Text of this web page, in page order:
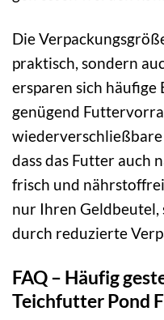
Die
praktisch, sondern
ersparen sich häufige
genügend
dass das Futter auch
frisch und
nur Ihren
durch reduzierte
FAQ – Häufig
Teichfutter Pond